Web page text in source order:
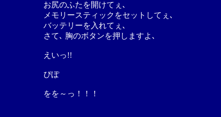
お尻のふたを開けてぇ､
メモリースティックをセットしてぇ､
バッテリーを入れてぇ､
さて､ 胸のボタンを押しますよ､
えいっ!!
ぴぽ
をを～っ！！！